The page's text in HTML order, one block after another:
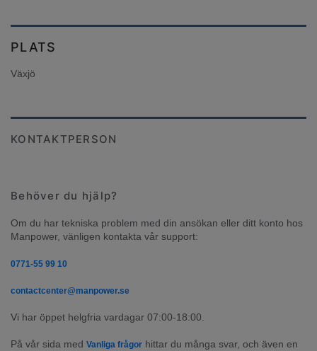
PLATS
Växjö
KONTAKTPERSON
Behöver du hjälp?
Om du har tekniska problem med din ansökan eller ditt konto hos
Manpower, vänligen kontakta vår support:
0771-55 99 10
contactcenter@manpower.se
Vi har öppet helgfria vardagar 07:00-18:00.
På vår sida med Vanliga frågor hittar du många svar, och även en